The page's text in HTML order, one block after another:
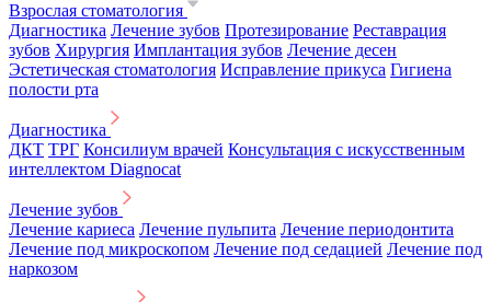
Взрослая стоматология
Диагностика Лечение зубов Протезирование Реставрация
зубов Хирургия Имплантация зубов Лечение десен
Эстетическая стоматология Исправление прикуса Гигиена
полости рта
Диагностика
ДКТ ТРГ Консилиум врачей Консультация с искусственным
интеллектом Diagnocat
Лечение зубов
Лечение кариеса Лечение пульпита Лечение периодонтита
Лечение под микроскопом Лечение под седацией Лечение под
наркозом